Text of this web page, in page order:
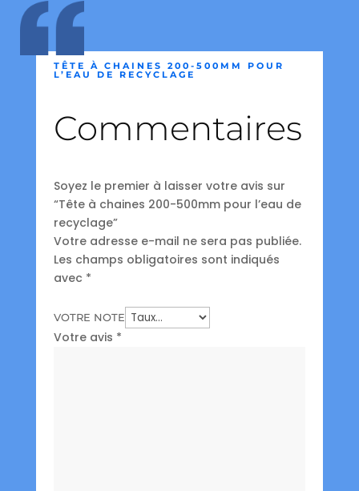
TÊTE À CHAINES 200-500MM POUR
L’EAU DE RECYCLAGE
Commentaires
Soyez le premier à laisser votre avis sur
“Tête à chaines 200-500mm pour l’eau de
recyclage”
Votre adresse e-mail ne sera pas publiée.
Les champs obligatoires sont indiqués
avec *
VOTRE NOTE
Votre avis *